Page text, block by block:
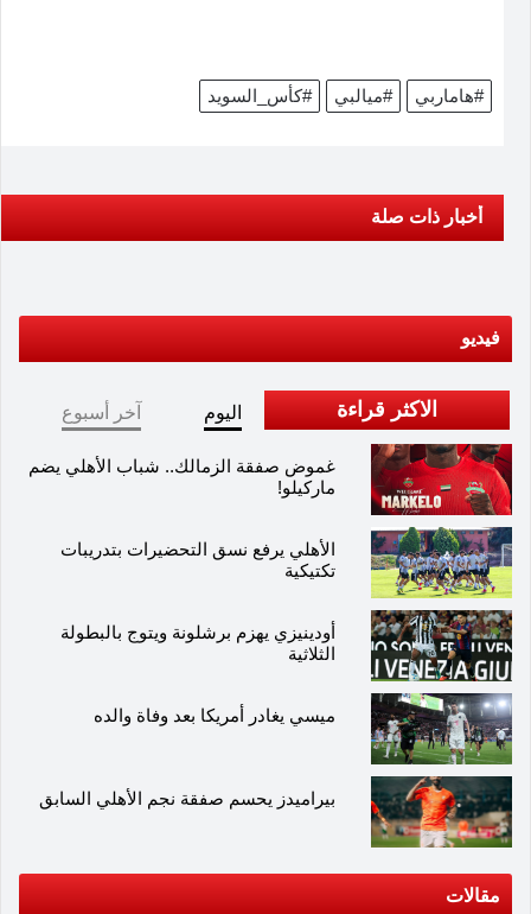
#كأس_السويد #ميالبي #هاماربي
أخبار ذات صلة
فيديو
الاكثر قراءة اليوم آخر أسبوع
غموض صفقة الزمالك.. شباب الأهلي يضم
ماركيلو!
الأهلي يرفع نسق التحضيرات بتدريبات
تكتيكية
أودينيزي يهزم برشلونة ويتوج بالبطولة
الثلاثية
ميسي يغادر أمريكا بعد وفاة والده
بيراميدز يحسم صفقة نجم الأهلي السابق
مقالات